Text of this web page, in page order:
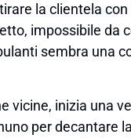
la clientela con
impossibile da
sembra una
vicine, inizia una
per decantare